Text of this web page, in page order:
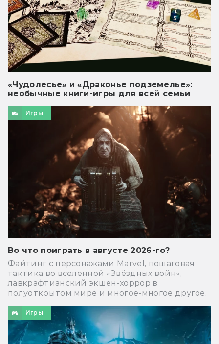
«Чудолесье» и «Драконье подземелье»:
необычные книги-игры для всей семьи
Игры
Во что поиграть в августе 2026-го?
Файтинг с персонажами Marvel, пошаговая
тактика во вселенной «Звёздных войн»,
лавкрафтианский экшен-хоррор в
полуоткрытом мире и многое-многое другое.
Игры